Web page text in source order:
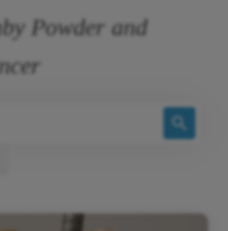
Powder and